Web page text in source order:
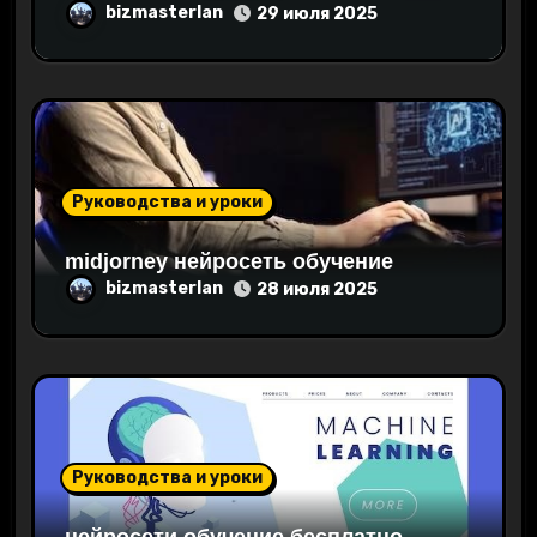
я
м
bizmasterlan 29 июля 2025
Руководства и уроки
midjorney нейросеть обучение
bizmasterlan 28 июля 2025
Руководства и уроки